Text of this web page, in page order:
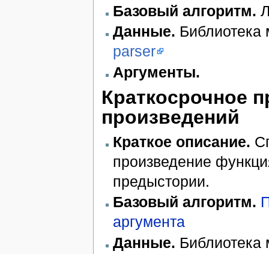
Базовый алгоритм.
Данные.
parser
Аргументы.
Краткосрочное
произведений
Краткое описание.
произведение
предыстории.
Базовый алгоритм.
аргумента
Данные.